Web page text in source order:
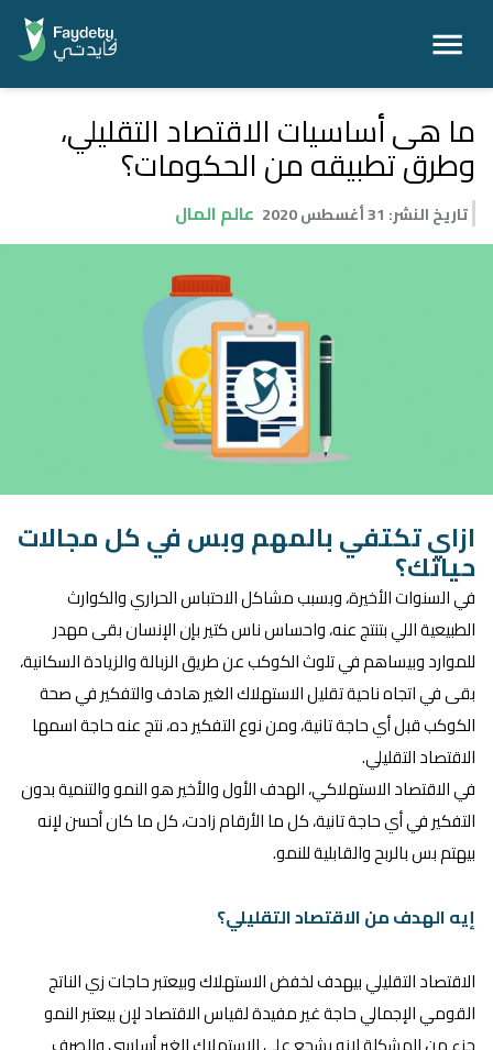
ما هى أساسيات الاقتصاد التقليلي،
وطرق تطبيقه من الحكومات؟
تاريخ النشر: 31 أغسطس 2020 عالم المال
ازاي تكتفي بالمهم وبس في كل مجالات
حياتك؟
في السنوات الأخيرة، وبسبب مشاكل الاحتباس الحراري والكوارث
الطبيعية اللي بتنتج عنه، واحساس ناس كتير بإن الإنسان بقى مهدر
للموارد وبيساهم في تلوث الكوكب عن طريق الزبالة والزيادة السكانية،
بقى في اتجاه ناحية تقليل الاستهلاك الغير هادف والتفكير في صحة
الكوكب قبل أي حاجة تانية، ومن نوع التفكير ده، نتج عنه حاجة اسمها
الاقتصاد التقليلي.
في الاقتصاد الاستهلاكي، الهدف الأول والأخير هو النمو والتنمية بدون
التفكير في أي حاجة تانية، كل ما الأرقام زادت، كل ما كان أحسن لإنه
بيهتم بس بالربح والقابلية للنمو.
إيه الهدف من الاقتصاد التقليلي؟
الاقتصاد التقليلي بيهدف لخفض الاستهلاك وبيعتبر حاجات زي الناتج
القومي الإجمالي حاجة غير مفيدة لقياس الاقتصاد لإن بيعتبر النمو